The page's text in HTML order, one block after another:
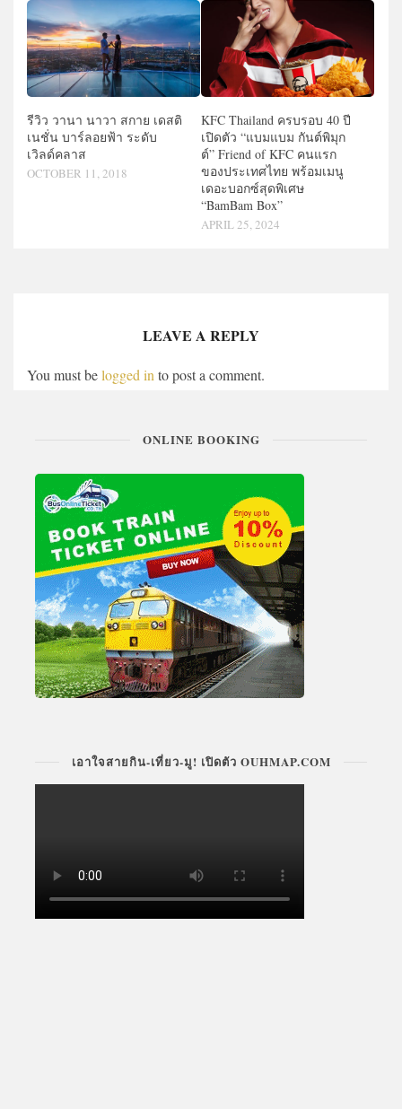
รีวิว วานา นาวา สกาย เดสติ
เนชั่น บาร์ลอยฟ้า ระดับ
เวิลด์คลาส
OCTOBER 11, 2018
KFC Thailand ครบรอบ 40 ปี
เปิดตัว “แบมแบม กันต์พิมุก
ต์” Friend of KFC คนแรก
ของประเทศไทย พร้อมเมนู
เดอะบอกซ์สุดพิเศษ
“BamBam Box”
APRIL 25, 2024
LEAVE A REPLY
You must belogged into post a comment.
ONLINE BOOKING
เอาใจสายกิน-เที่ยว-มู! เปิดตัว OUHMAP.COM